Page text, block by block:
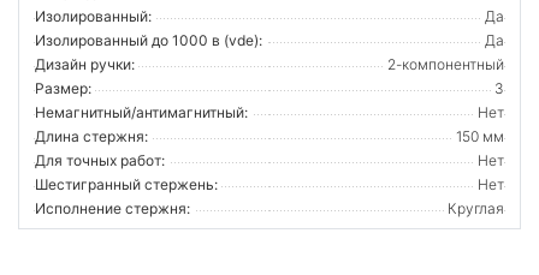
Изолированный:
Да
Изолированный до 1000 в (vde):
Да
Дизайн ручки:
2-компонентный
Размер:
3
Немагнитный/антимагнитный:
Нет
Длина стержня:
150 мм
Для точных работ:
Нет
Шестигранный стержень:
Нет
Исполнение стержня:
Круглая